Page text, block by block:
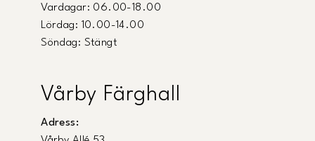
Vardagar: 06.00-18.00
Lördag: 10.00-14.00
Söndag: Stängt
Vårby Färghall
Adress: